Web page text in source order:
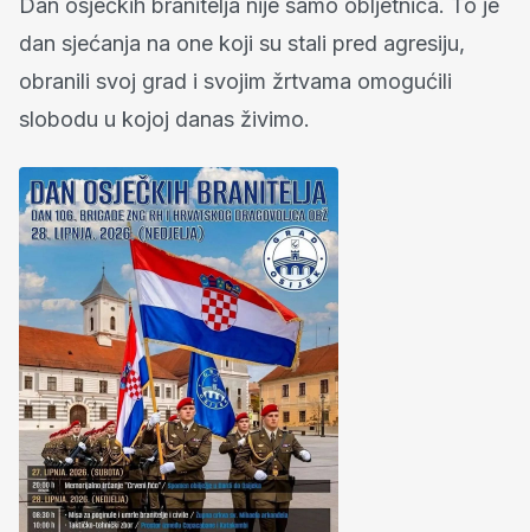
Dan osječkih branitelja nije samo obljetnica. To je
dan sjećanja na one koji su stali pred agresiju,
obranili svoj grad i svojim žrtvama omogućili
slobodu u kojoj danas živimo.